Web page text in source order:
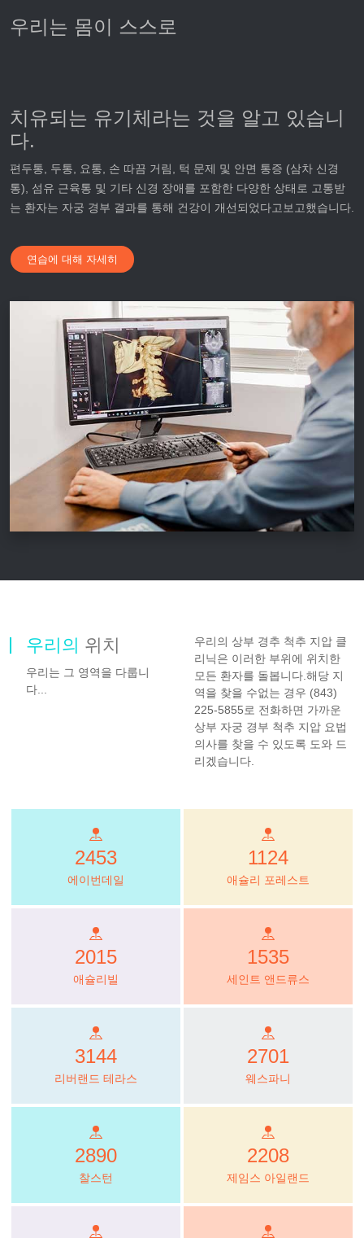
우리는 몸이 스스로
치유되는 유기체라는 것을 알고 있습니
다.
편두통, 두통, 요통, 손 따끔 거림, 턱 문제 및 안면 통증 (삼차 신경
통), 섬유 근육통 및 기타 신경 장애를 포함한 다양한 상태로 고통받
는 환자는 자궁 경부 결과를 통해 건강이 개선되었다고보고했습니다.
연습에 대해 자세히
우리의 위치
우리는 그 영역을 다룹니
다...
우리의 상부 경추 척추 지압 클
리닉은 이러한 부위에 위치한
모든 환자를 돌봅니다.해당 지
역을 찾을 수없는 경우 (843)
225-5855로 전화하면 가까운
상부 자궁 경부 척추 지압 요법
의사를 찾을 수 있도록 도와 드
리겠습니다.
2453
에이번데일
1124
애슐리 포레스트
2015
애슐리빌
1535
세인트 앤드류스
3144
리버랜드 테라스
2701
웨스파니
2890
찰스턴
2208
제임스 아일랜드